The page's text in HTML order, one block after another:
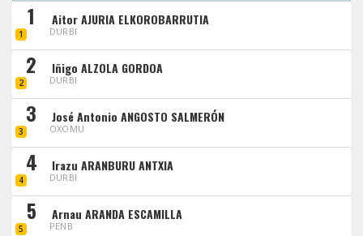
1
1
Aitor AJURIA ELKOROBARRUTIA
DURBI
2
2
Iñigo ALZOLA GORDOA
DURBI
3
3
José Antonio ANGOSTO SALMERÓN
OXOMU
4
4
Irazu ARANBURU ANTXIA
DURBI
5
5
Arnau ARANDA ESCAMILLA
PENB